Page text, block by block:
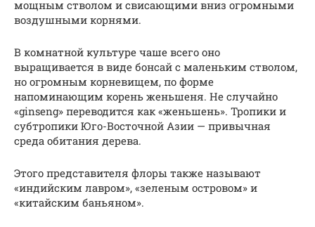
мощным стволом и свисающими вниз огромными
воздушными корнями.
В комнатной культуре чаше всего оно
выращивается в виде бонсай с маленьким стволом,
но огромным корневищем, по форме
напоминающим корень женьшеня. Не случайно
«ginseng» переводится как «женьшень». Тропики и
субтропики Юго-Восточной Азии — привычная
среда обитания дерева.
Этого представителя флоры также называют
«индийским лавром», «зеленым островом» и
«китайским баньяном».